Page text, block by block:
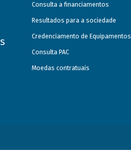
Consulta a financiamentos
Resultados para a sociedade
Credenciamento de Equipamentos
Consulta PAC
Moedas contratuais